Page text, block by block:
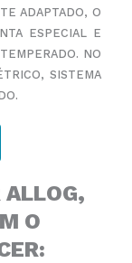
ADAPTADO, O
ESPECIAL E
NO
SISTEMA
ALLOG,
O